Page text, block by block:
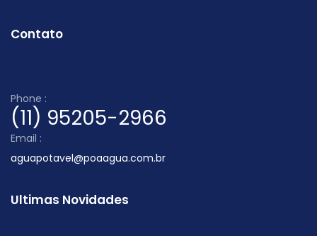
Contato
Phone :
(11) 95205-2966
Email :
aguapotavel@poaagua.com.br
Ultimas Novidades